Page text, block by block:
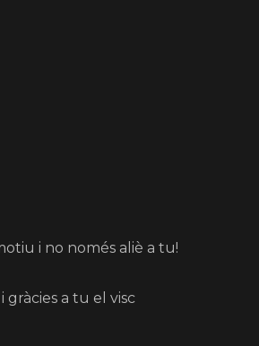
i no només aliè a tu!
gràcies a tu el visc